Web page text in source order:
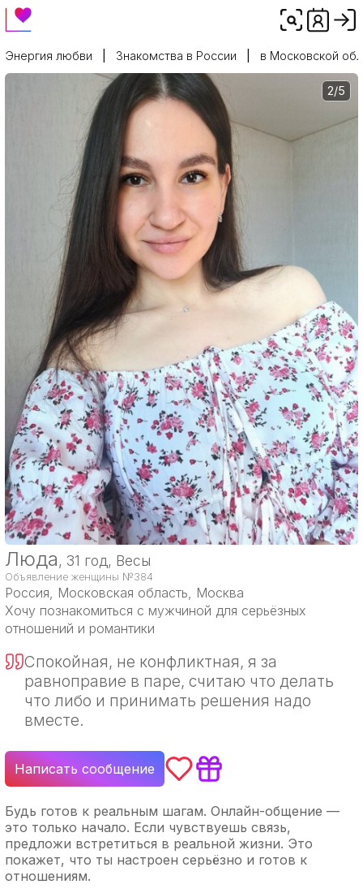
Энергия любви Знакомства в России в Московской
2/5
Люда, 31 год, Весы
Объявление женщины №384
Россия, Московская область, Москва
Хочу познакомиться с мужчиной для серьёзных
отношений и романтики
Спокойная, не конфликтная, я за
равноправие в паре, считаю что делать
что либо и принимать решения надо
вместе.
Написать сообщение
Будь готов к реальным шагам. Онлайн-общение —
это только начало. Если чувствуешь связь,
предложи встретиться в реальной жизни. Это
покажет, что ты настроен серьёзно и готов к
отношениям.